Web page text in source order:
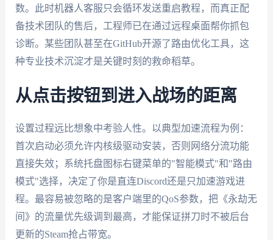
数。此时机器人客服只会循环发送重启教程，而真正配
备技术团队的售后，工程师已在通过远程桌面帮你抓包
诊断。某些团队甚至在GitHub开源了路由优化工具，这
种专业技术沉淀才是关键时刻的救命稻草。
从点击按钮到进入战场的距离
设置过程远比想象中考验人性。以典型加速流程为例：
首次启动必须允许内核级驱动安装，否则网络分流功能
直接失效；系统托盘图标右键菜单的"智能模式"和"路由
模式"选择，决定了你是直连Discord还是只加速游戏进
程。最容易被忽略的是客户端里的QoS参数，把《永劫无
间》的流量优先级调到最高，才能保证拼刀时不被后台
更新的Steam抢占带宽。